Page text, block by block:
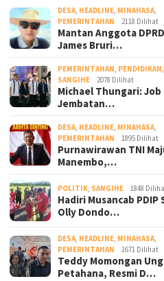
DESA, HEADLINE, MINAHASA,
PEMERINTAHAN
2118 Dilihat
Mantan Anggota
James Bruri…
PEMERINTAHAN, PENDIDIKAN,
SANGIHE
2078 Dilihat
Michael Thungari: Job
Jembatan…
DESA, HEADLINE, MINAHASA,
PEMERINTAHAN
1895 Dilihat
Purnawirawan TNI
Manembo,…
POLITIK, SANGIHE 1848
Hadiri Musancab PDIP
Olly Dondo…
DESA, HEADLINE, MINAHASA,
PEMERINTAHAN
1671 Dilihat
Teddy Momongan
Petahana, Resmi D…